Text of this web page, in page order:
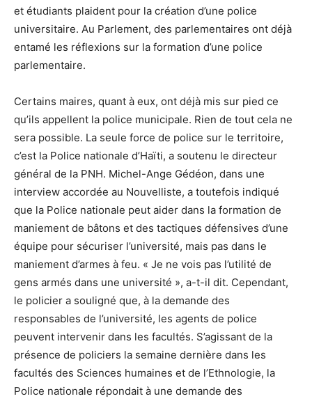
et étudiants plaident pour la création d’une police
universitaire. Au Parlement, des parlementaires ont déjà
entamé les réflexions sur la formation d’une police
parlementaire.
Certains maires, quant à eux, ont déjà mis sur pied ce
qu’ils appellent la police municipale. Rien de tout cela ne
sera possible. La seule force de police sur le territoire,
c’est la Police nationale d’Haïti, a soutenu le directeur
général de la PNH. Michel-Ange Gédéon, dans une
interview accordée au Nouvelliste, a toutefois indiqué
que la Police nationale peut aider dans la formation de
maniement de bâtons et des tactiques défensives d’une
équipe pour sécuriser l’université, mais pas dans le
maniement d’armes à feu. « Je ne vois pas l’utilité de
gens armés dans une université », a-t-il dit. Cependant,
le policier a souligné que, à la demande des
responsables de l’université, les agents de police
peuvent intervenir dans les facultés. S’agissant de la
présence de policiers la semaine dernière dans les
facultés des Sciences humaines et de l’Ethnologie, la
Police nationale répondait à une demande des